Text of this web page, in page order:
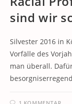
sind wir
Silvester 2016 in
Vorfälle des
man überall.